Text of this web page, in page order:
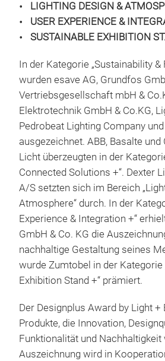
LIGHTING DESIGN &
USER EXPERIENCE &
SUSTAINABLE EXHIBITION
In der Kategorie „Sustainability &
wurden esave AG, Grundfos
Vertriebsgesellschaft mbH &
Elektrotechnik GmbH & Co.KG,
Pedrobeat Lighting Company
ausgezeichnet. ABB, Basalte und
Licht überzeugten in der
Connected Solutions +“. Dexter
A/S setzten sich im Bereich
Atmosphere“ durch. In der
Experience & Integration +“
GmbH & Co. KG die
nachhaltige Gestaltung seines
wurde Zumtobel in der Kategorie
Exhibition Stand +“ prämiert.
Der Designplus Award by Light +
Produkte, die Innovation,
Funktionalität und Nachhaltigkeit
Auszeichnung wird in